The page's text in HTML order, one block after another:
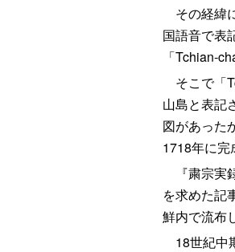
その経緯
国語音で表
「
そこで「
山島と表記
図があった
1718年に完
『粛宗実
を求めた記
鮮内で流布
18世紀中